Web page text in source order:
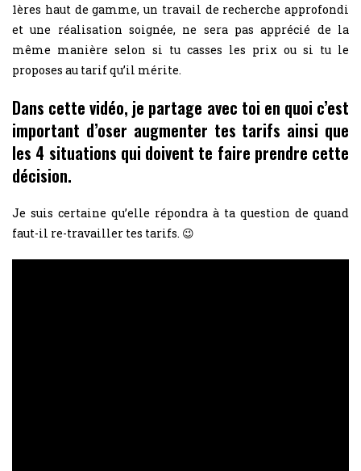
1ères haut de gamme, un travail de recherche approfondi
et une réalisation soignée, ne sera pas apprécié de la
même manière selon si tu casses les prix ou si tu le
proposes au tarif qu’il mérite.
Dans cette vidéo, je partage avec toi en quoi c’est
important d’oser augmenter tes tarifs ainsi que
les 4 situations qui doivent te faire prendre cette
décision.
Je suis certaine qu’elle répondra à ta question de quand
faut-il re-travailler tes tarifs. 😉